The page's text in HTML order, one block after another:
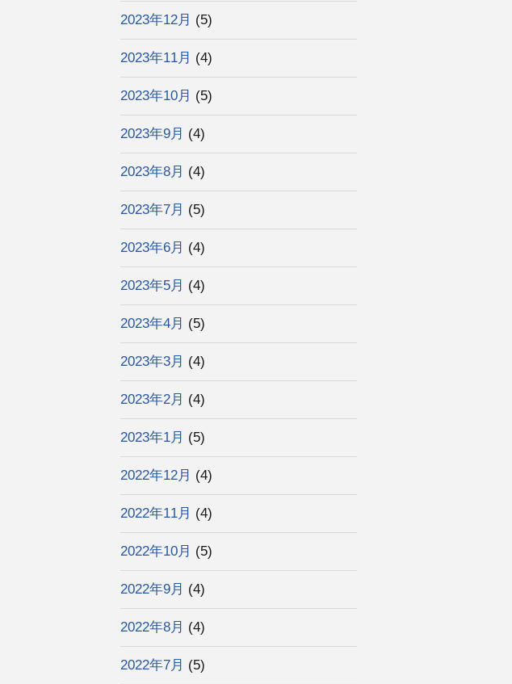
2023年12月 (5)
2023年11月 (4)
2023年10月 (5)
2023年9月 (4)
2023年8月 (4)
2023年7月 (5)
2023年6月 (4)
2023年5月 (4)
2023年4月 (5)
2023年3月 (4)
2023年2月 (4)
2023年1月 (5)
2022年12月 (4)
2022年11月 (4)
2022年10月 (5)
2022年9月 (4)
2022年8月 (4)
2022年7月 (5)